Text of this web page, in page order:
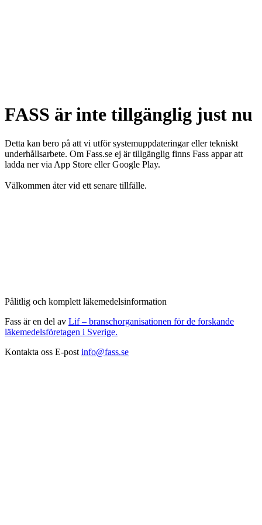
FASS är inte tillgänglig just nu
Detta kan bero på att vi utför systemuppdateringar eller tekniskt
underhållsarbete. Om Fass.se ej är tillgänglig finns Fass appar att
ladda ner via App Store eller Google Play.
Välkommen åter vid ett senare tillfälle.
Pålitlig och komplett läkemedelsinformation
Fass är en del av Lif – branschorganisationen för de forskande
läkemedelsföretagen i Sverige.
Kontakta oss E-post info@fass.se